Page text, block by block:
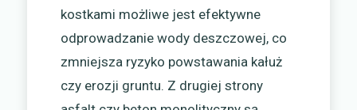
kostkami możliwe jest efektywne
odprowadzanie wody deszczowej, co
zmniejsza ryzyko powstawania kałuż
czy erozji gruntu. Z drugiej strony